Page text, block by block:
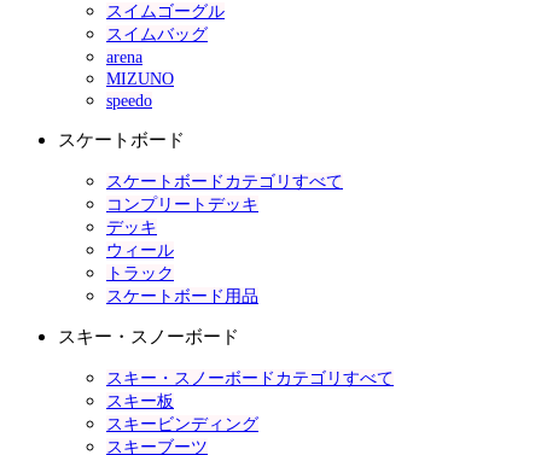
スイムゴーグル
スイムバッグ
arena
MIZUNO
speedo
スケートボード
スケートボードカテゴリすべて
コンプリートデッキ
デッキ
ウィール
トラック
スケートボード用品
スキー・スノーボード
スキー・スノーボードカテゴリすべて
スキー板
スキービンディング
スキーブーツ